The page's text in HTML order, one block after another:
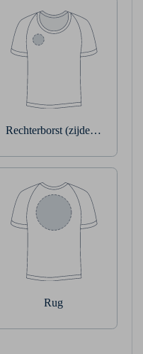
Rechterborst (zijde
Rug